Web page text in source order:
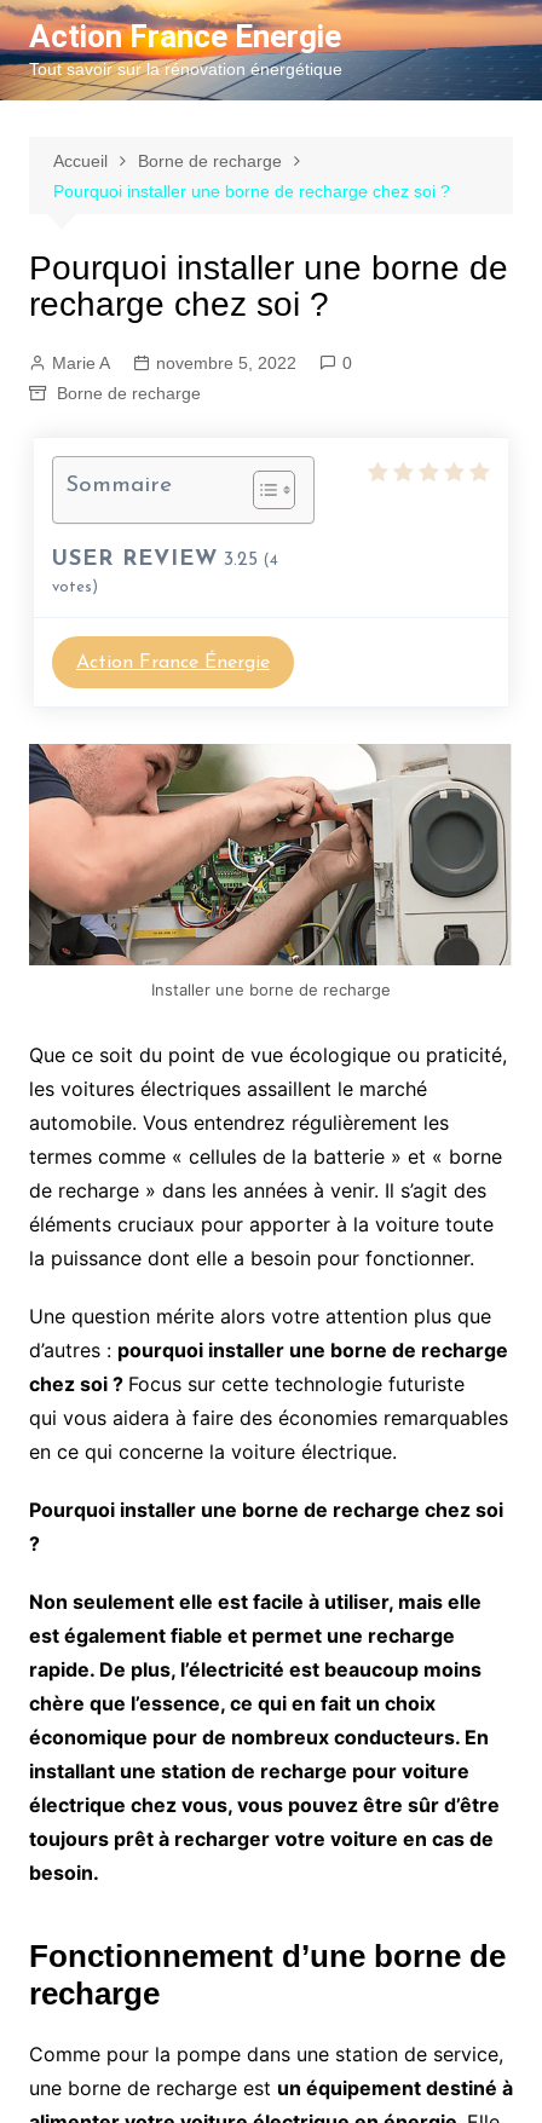
Aller
au
contenu
Action France Energie
Tout savoir sur la rénovation énergétique
Accueil
Borne de recharge
Pourquoi installer une borne de recharge chez soi ?
Pourquoi installer une borne de
recharge chez soi ?
Marie A novembre 5, 2022
0
Borne de recharge
Sommaire
USER REVIEW 3.25 (4
votes)
Action France Énergie
Installer une borne de recharge
Que ce soit du point de vue écologique ou praticité,
les voitures électriques assaillent le marché
automobile. Vous entendrez régulièrement les
termes comme « cellules de la batterie » et « borne
de recharge » dans les années à venir. Il s’agit des
éléments cruciaux pour apporter à la voiture toute
la puissance dont elle a besoin pour fonctionner.
Une question mérite alors votre attention plus que
d’autres : pourquoi installer une borne de recharge
chez soi ? Focus sur cette technologie futuriste
qui vous aidera à faire des économies remarquables
en ce qui concerne la voiture électrique.
Pourquoi installer une borne de recharge chez soi
?
Non seulement elle est facile à utiliser, mais elle
est également fiable et permet une recharge
rapide. De plus, l’électricité est beaucoup moins
chère que l’essence, ce qui en fait un choix
économique pour de nombreux conducteurs. En
installant une station de recharge pour voiture
électrique chez vous, vous pouvez être sûr d’être
toujours prêt à recharger votre voiture en cas de
besoin.
Fonctionnement d’une borne de
recharge
Comme pour la pompe dans une station de service,
une borne de recharge est un équipement destiné à